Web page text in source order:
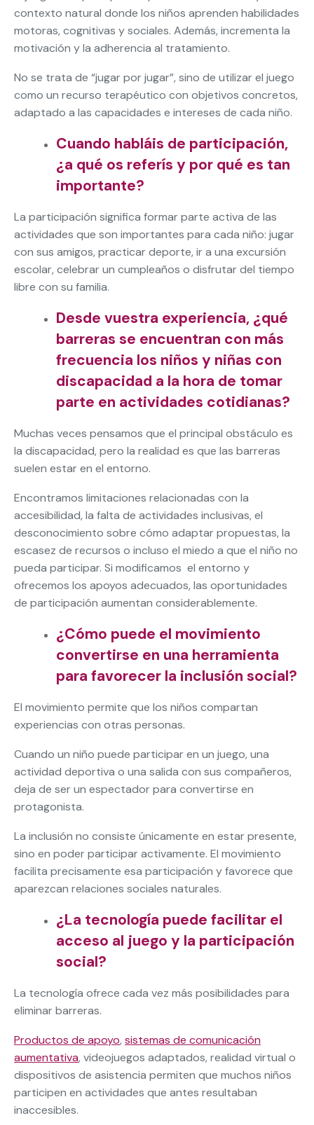
contexto natural donde los niños aprenden habilidades
motoras, cognitivas y sociales. Además, incrementa la
motivación y la adherencia al tratamiento.
No se trata de “jugar por jugar”, sino de utilizar el juego
como un recurso terapéutico con objetivos concretos,
adaptado a las capacidades e intereses de cada niño.
Cuando habláis de participación,
¿a qué os referís y por qué es tan
importante?
La participación significa formar parte activa de las
actividades que son importantes para cada niño: jugar
con sus amigos, practicar deporte, ir a una excursión
escolar, celebrar un cumpleaños o disfrutar del tiempo
libre con su familia.
Desde vuestra experiencia, ¿qué
barreras se encuentran con más
frecuencia los niños y niñas con
discapacidad a la hora de tomar
parte en actividades cotidianas?
Muchas veces pensamos que el principal obstáculo es
la discapacidad, pero la realidad es que las barreras
suelen estar en el entorno.
Encontramos limitaciones relacionadas con la
accesibilidad, la falta de actividades inclusivas, el
desconocimiento sobre cómo adaptar propuestas, la
escasez de recursos o incluso el miedo a que el niño no
pueda participar. Si modificamos el entorno y
ofrecemos los apoyos adecuados, las oportunidades
de participación aumentan considerablemente.
¿Cómo puede el movimiento
convertirse en una herramienta
para favorecer la inclusión social?
El movimiento permite que los niños compartan
experiencias con otras personas.
Cuando un niño puede participar en un juego, una
actividad deportiva o una salida con sus compañeros,
deja de ser un espectador para convertirse en
protagonista.
La inclusión no consiste únicamente en estar presente,
sino en poder participar activamente. El movimiento
facilita precisamente esa participación y favorece que
aparezcan relaciones sociales naturales.
¿La tecnología puede facilitar el
acceso al juego y la participación
social?
La tecnología ofrece cada vez más posibilidades para
eliminar barreras.
Productos de apoyo, sistemas de comunicación
aumentativa, videojuegos adaptados, realidad virtual o
dispositivos de asistencia permiten que muchos niños
participen en actividades que antes resultaban
inaccesibles.